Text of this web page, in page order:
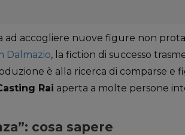
ad accogliere nuove figure non
Dalmazio, la fiction di successo
è alla ricerca di comparse e
Rai aperta a molte persone
cosa sapere